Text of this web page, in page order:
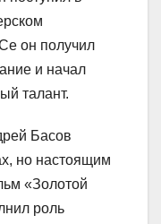
он получил
и начал
талант.
Басов
но настоящим
«Золотой
роль